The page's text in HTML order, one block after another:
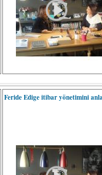
Feride Edige itibar yönetimini